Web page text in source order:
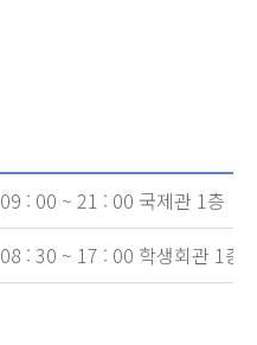
09 : 00 ~ 21 : 00 국제관 1층
08 : 30 ~ 17 : 00 학생회관 1층